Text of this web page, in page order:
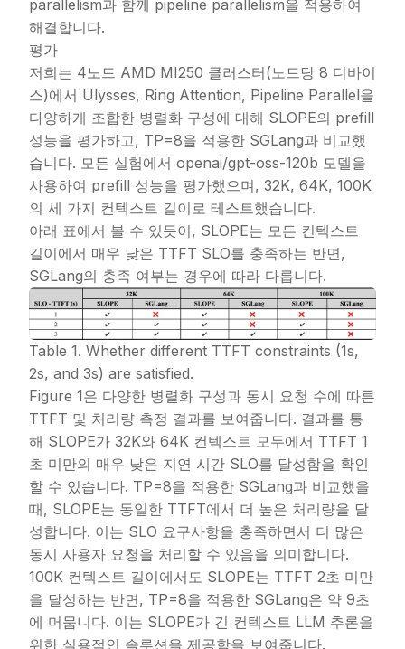
parallelism과 함께 pipeline parallelism을 적용하여
해결합니다.
평가
저희는 4노드 AMD MI250 클러스터(노드당 8 디바이
스)에서 Ulysses, Ring Attention, Pipeline Parallel을
다양하게 조합한 병렬화 구성에 대해 SLOPE의 prefill
성능을 평가하고, TP=8을 적용한 SGLang과 비교했
습니다. 모든 실험에서 openai/gpt-oss-120b 모델을
사용하여 prefill 성능을 평가했으며, 32K, 64K, 100K
의 세 가지 컨텍스트 길이로 테스트했습니다.
아래 표에서 볼 수 있듯이, SLOPE는 모든 컨텍스트
길이에서 매우 낮은 TTFT SLO를 충족하는 반면,
SGLang의 충족 여부는 경우에 따라 다릅니다.
Table 1. Whether different TTFT constraints (1s,
2s, and 3s) are satisfied.
Figure 1은 다양한 병렬화 구성과 동시 요청 수에 따른
TTFT 및 처리량 측정 결과를 보여줍니다. 결과를 통
해 SLOPE가 32K와 64K 컨텍스트 모두에서 TTFT 1
초 미만의 매우 낮은 지연 시간 SLO를 달성함을 확인
할 수 있습니다. TP=8을 적용한 SGLang과 비교했을
때, SLOPE는 동일한 TTFT에서 더 높은 처리량을 달
성합니다. 이는 SLO 요구사항을 충족하면서 더 많은
동시 사용자 요청을 처리할 수 있음을 의미합니다.
100K 컨텍스트 길이에서도 SLOPE는 TTFT 2초 미만
을 달성하는 반면, TP=8을 적용한 SGLang은 약 9초
에 머뭅니다. 이는 SLOPE가 긴 컨텍스트 LLM 추론을
위한 실용적인 솔루션을 제공함을 보여줍니다.